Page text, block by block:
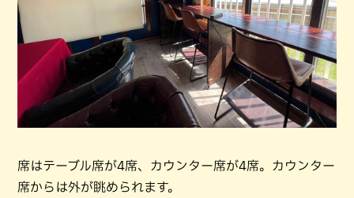
席はテーブル席が4席、カウンター席が4席。カウンター
席からは外が眺められます。